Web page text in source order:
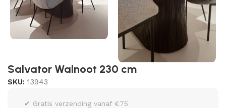
Salvator Walnoot 230 cm
SKU: 13943
✔ Gratis verzending vanaf €75